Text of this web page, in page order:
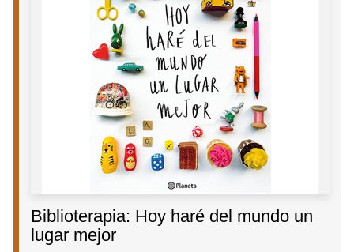
Biblioterapia: Hoy haré del mundo un
lugar mejor